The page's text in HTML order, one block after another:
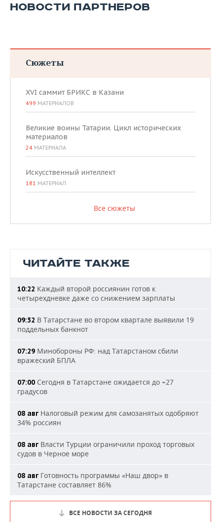
НОВОСТИ ПАРТНЕРОВ
Сюжеты
XVI саммит БРИКС в Казани
499 МАТЕРИАЛОВ
Великие воины Татарии. Цикл исторических
материалов
24 МАТЕРИАЛА
Искусственный интеллект
181 МАТЕРИАЛ
Все сюжеты
ЧИТАЙТЕ ТАКЖЕ
10:22 Каждый второй россиянин готов к
четырехдневке даже со снижением зарплаты
09:32 В Татарстане во втором квартале выявили 19
поддельных банкнот
07:29 Минобороны РФ: над Татарстаном сбили
вражеский БПЛА
07:00 Сегодня в Татарстане ожидается до +27
градусов
08 авг Налоговый режим для самозанятых одобряют
34% россиян
08 авг Власти Турции ограничили проход торговых
судов в Черное море
08 авг Готовность программы «Наш двор» в
Татарстане составляет 86%
ВСЕ НОВОСТИ ЗА СЕГОДНЯ